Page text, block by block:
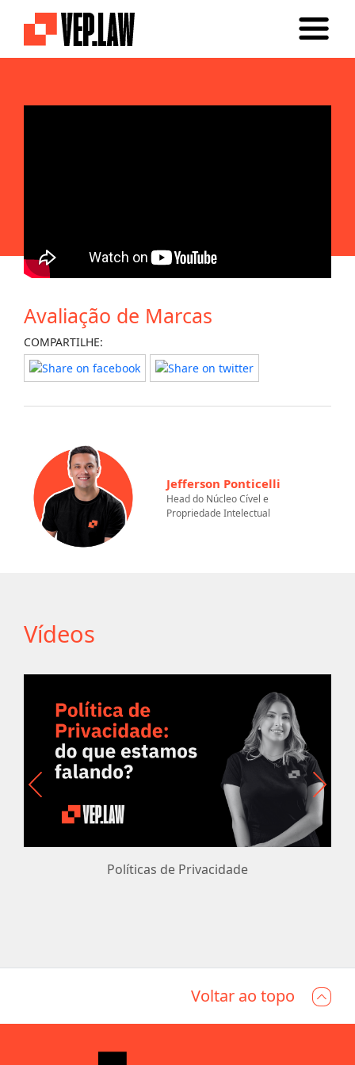
Avaliação de Marcas
COMPARTILHE:
Jefferson Ponticelli
Head do Núcleo Cível e
Propriedade Intelectual
Vídeos
Políticas de Privacidade
Voltar ao topo